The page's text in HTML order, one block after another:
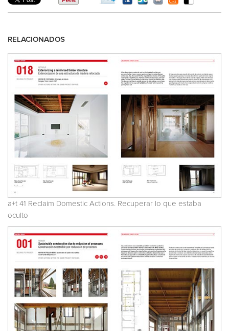
RELACIONADOS
a+t 41 Reclaim Domestic Actions. Recuperar lo que estaba
oculto